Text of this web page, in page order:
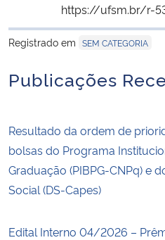
Secretaria de Governo
Gabinete de Segurança Institucional
https://ufsm.br/r-
Registrado em SEM CATEGORIA
Publicações
Resultado da ordem de
bolsas do Programa
Graduação (PIBPG-CNPq) e
Social (DS-Capes)
Edital Interno 04/2026 –